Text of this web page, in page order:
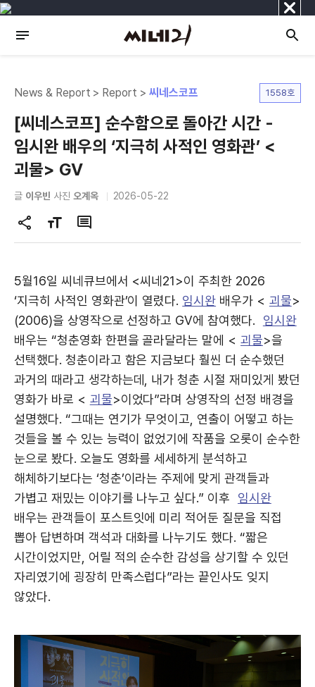
닫
기
News & Report > Report > 씨네스코프 1558호
[씨네스코프] 순수함으로 돌아간 시간 -
임시완 배우의 ‘지극히 사적인 영화관’ <
괴물> GV
글 이우빈 사진 오계옥 2026-05-22
공
유
기
글
자
기
변
경
댓
글
5월16일 씨네큐브에서 <씨네21>이 주최한 2026
‘지극히 사적인 영화관’이 열렸다. 임시완 배우가 < 괴물>
(2006)을 상영작으로 선정하고 GV에 참여했다.
임시완
배우는 “청춘영화 한편을 골라달라는 말에 < 괴물>을
선택했다. 청춘이라고 함은 지금보다 훨씬 더 순수했던
과거의 때라고 생각하는데, 내가 청춘 시절 재미있게 봤던
영화가 바로 < 괴물>이었다”라며 상영작의 선정 배경을
설명했다. “그때는 연기가 무엇이고, 연출이 어떻고 하는
것들을 볼 수 있는 능력이 없었기에 작품을 오롯이 순수한
눈으로 봤다. 오늘도 영화를 세세하게 분석하고
해체하기보다는 ‘청춘’이라는 주제에 맞게 관객들과
가볍고 재밌는 이야기를 나누고 싶다.” 이후
임시완
배우는 관객들이 포스트잇에 미리 적어둔 질문을 직접
뽑아 답변하며 객석과 대화를 나누기도 했다. “짧은
시간이었지만, 어릴 적의 순수한 감성을 상기할 수 있던
자리였기에 굉장히 만족스럽다”라는 끝인사도 잊지
않았다.